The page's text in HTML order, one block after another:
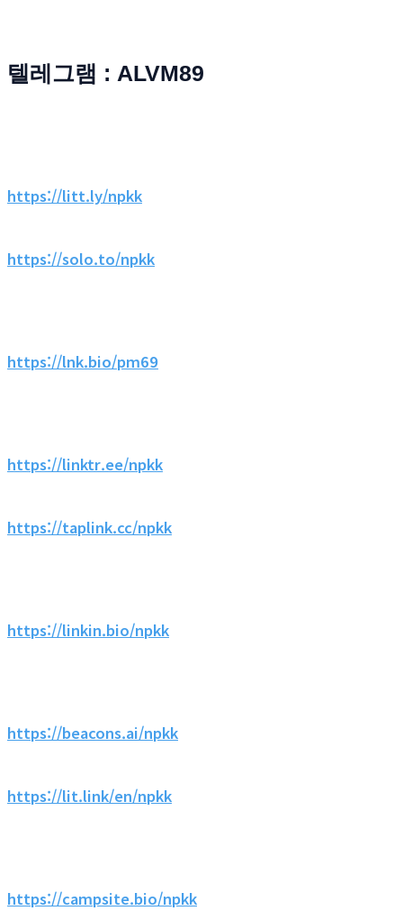
텔레그램 : ALVM89
https://litt.ly/npkk
https://solo.to/npkk
https://lnk.bio/pm69
https://linktr.ee/npkk
https://taplink.cc/npkk
https://linkin.bio/npkk
https://beacons.ai/npkk
https://lit.link/en/npkk
https://campsite.bio/npkk